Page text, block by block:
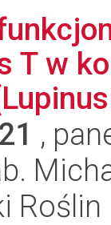
T w
,
Roślin